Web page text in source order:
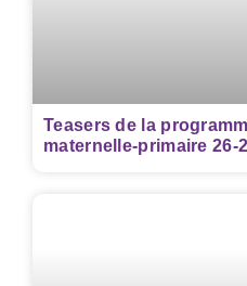
Teasers de la
maternelle-primaire 26-